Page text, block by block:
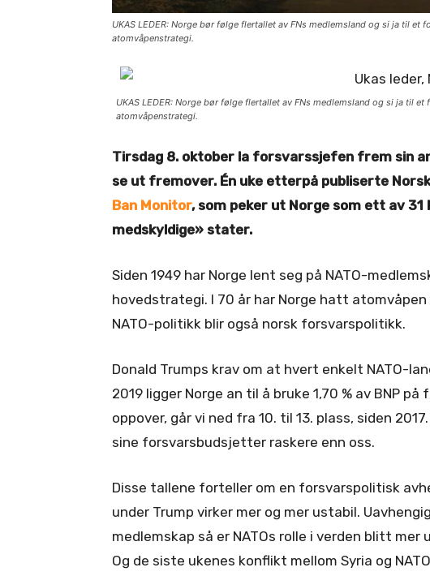
UKAS LEDER: Norge bør følge flertallet av FNs medlemsland og si ja til et
atomvåpenstrategi.
UKAS LEDER: Norge bør følge flertallet av FNs medlemsland og si ja til
atomvåpenstrategi.
Tirsdag 8. oktober la forsvarssjefen frem sin
se ut fremover. Én uke etterpå publiserte
Ban Monitor, som peker ut Norge som ett av
medskyldige» stater.
Siden 1949 har Norge lent seg på NATO-
hovedstrategi. I 70 år har Norge hatt
NATO-politikk blir også norsk forsvarspolitikk.
Donald Trumps krav om at hvert enkelt NATO-
2019 ligger Norge an til å bruke 1,70 % av BNP
oppover, går vi ned fra 10. til 13. plass, siden
sine forsvarsbudsjetter raskere enn oss.
Disse tallene forteller om en forsvarspolitisk
under Trump virker mer og mer ustabil.
medlemskap så er NATOs rolle i verden blitt
Og de siste ukenes konflikt mellom Syria og